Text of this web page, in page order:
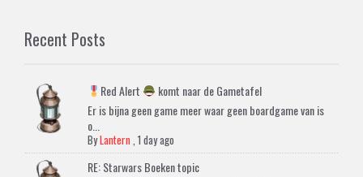
Recent Posts
Red Alert
komt naar de Gametafel
Er is bijna geen game meer waar geen boardgame van is
o...
ByLantern ,1 day ago
RE: Starwars Boeken topic